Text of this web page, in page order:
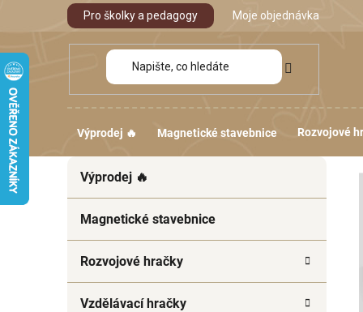
Pro školky a pedagogy Moje objednávka
Výprodej 🔥 Magnetické stavebnice Rozvojové
kategorie
t
g
i
Výprodej 🔥
Magnetické stavebnice
Rozvojové hračky
Vzdělávací hračky